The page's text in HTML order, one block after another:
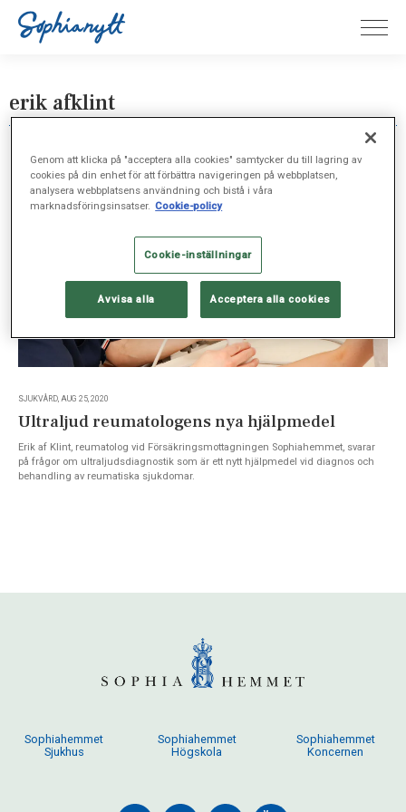
erik afklint
SJUKVÅRD, AUG 25, 2020
Ultraljud reumatologens nya hjälpmedel
Erik af Klint, reumatolog vid Försäkringsmottagningen Sophiahemmet, svarar
på frågor om ultraljudsdiagnostik som är ett nytt hjälpmedel vid diagnos och
behandling av reumatiska sjukdomar.
Sophiahemmet
Sjukhus
Sophiahemmet
Högskola
Sophiahemmet
Koncernen
Genom att klicka på "acceptera alla cookies" samtycker du till lagring av
cookies på din enhet för att förbättra navigeringen på webbplatsen,
analysera webbplatsens användning och bistå i våra
marknadsföringsinsatser. Cookie-policy
Cookie-inställningar
Avvisa alla Acceptera alla cookies